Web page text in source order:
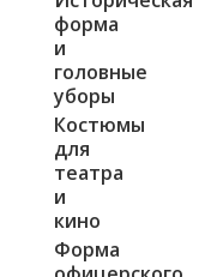
форма
и
головные
уборы
Костюмы
для
театра
и
кино
Форма